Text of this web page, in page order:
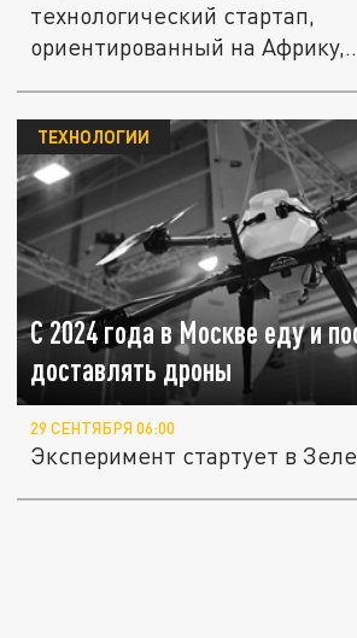
технологический стартап,
ориентированный на Африку,
С 2024 года в Москве еду и
доставлять дроны
ТЕХНОЛОГИИ
29 СЕНТЯБРЯ 06:00
Эксперимент стартует в